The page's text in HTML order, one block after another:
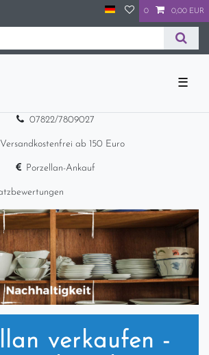
0 0,00 EUR
☰
07822/7809027
Versandkostenfrei ab 150 Euro
Porzellan-Ankauf
verkaufen -